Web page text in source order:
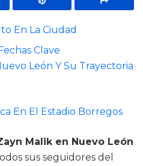
En La Ciudad
Clave
León Y Su Trayectoria
En El Estadio Borregos
Malik en Nuevo León
sus seguidores del